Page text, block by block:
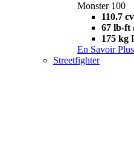
Monster 100
110.7 cv
67 lb-ft
175 kg
En Savoir Plus
Streetfighter